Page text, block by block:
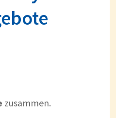
zusammen.